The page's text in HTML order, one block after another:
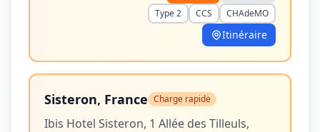
Type 2 CCS CHAdeMO
Itinéraire
Sisteron, France Charge rapide
Ibis Hotel Sisteron, 1 Allée des Tilleuls,